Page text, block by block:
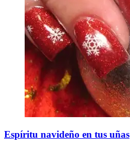
Espíritu navideño en tus uñas